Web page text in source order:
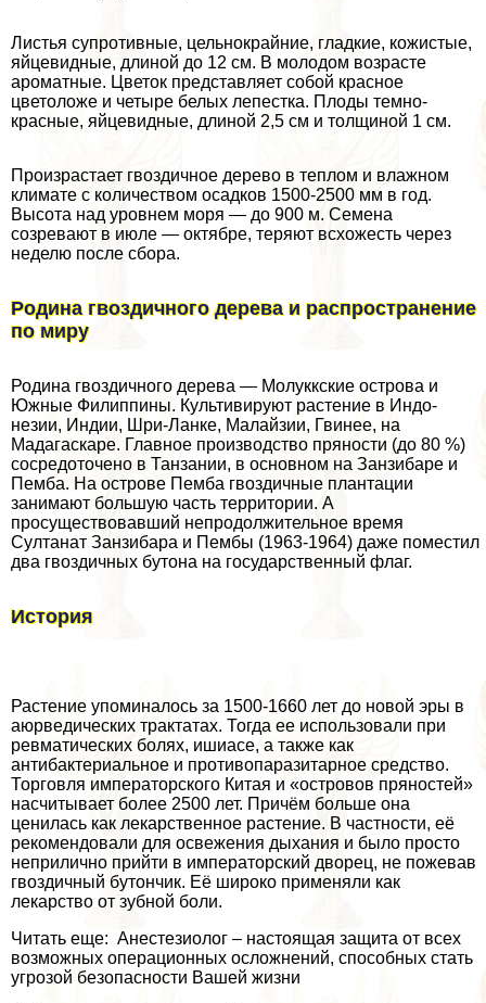
Листья супротивные, цельнокрайние, гладкие, кожистые,
яйце­видные, длиной до 12 см. В молодом возрасте
ароматные. Цветок представляет собой красное
цветоложе и четыре белых лепестка. Плоды темно-
красные, яйцевидные, длиной 2,5 см и толщиной 1 см.
Произрастает гвоздич­ное дерево в теплом и влажном
климате с количеством осадков 1500-2500 мм в год.
Высота над уровнем моря — до 900 м. Семена
созревают в июле — октябре, теряют всхожесть через
неделю после сбора.
Родина гвоздичного дерева и распространение
по миру
Родина гвоздичного дерева — Молуккские острова и
Южные Филиппины. Культивируют растение в Индо­
незии, Индии, Шри-Ланке, Малайзии, Гвинее, на
Мадагаскаре. Главное производство пряности (до 80 %)
сосредоточено в Танзании, в основном на Занзибаре и
Пемба. На острове Пемба гвоздичные плантации
занимают большую часть территории. А
просуществовавший непродолжительное время
Султанат Занзибара и Пембы (1963-1964) даже поместил
два гвоздичных бутона на государственный флаг.
История
Растение упоминалось за 1500-1660 лет до новой эры в
аюрведических тpaктатах. Тогда ее использовали при
ревматических болях, ишиасе, а также как
антибактериальное и противопаразитарное средство.
Торговля императорского Китая и «островов пряностей»
насчитывает более 2500 лет. Причём больше она
ценилась как лекарственное растение. В частности, её
рекомендовали для освежения дыхания и было просто
неприлично прийти в императорский дворец, не пожевав
гвоздичный бутончик. Её широко применяли как
лекарство от зубной боли.
Читать еще: Анестезиолог – настоящая защита от всех
возможных операционных осложнений, способных стать
угрозой безопасности Вашей жизни